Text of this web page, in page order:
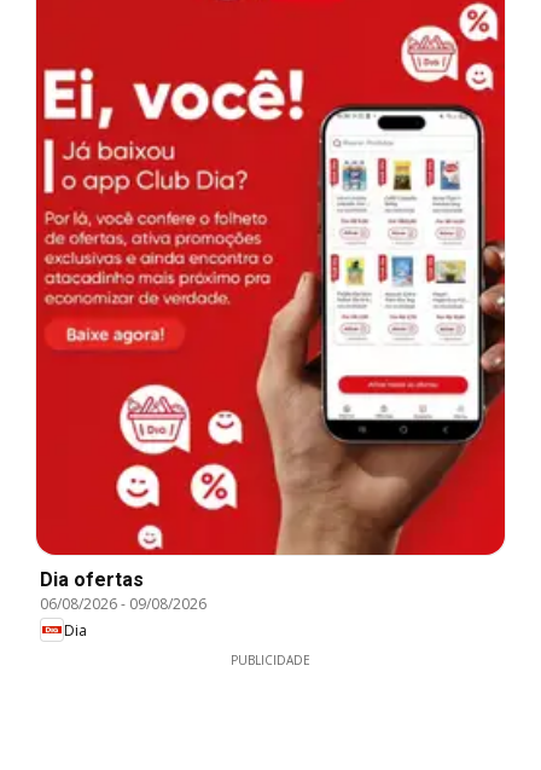
Dia ofertas
06/08/2026- 09/08/2026
Dia
PUBLICIDADE